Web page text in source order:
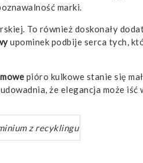
marki.
To również doskonały
upominek podbije serca tych,
pióro kulkowe stanie się
że elegancja może iść
z recyklingu